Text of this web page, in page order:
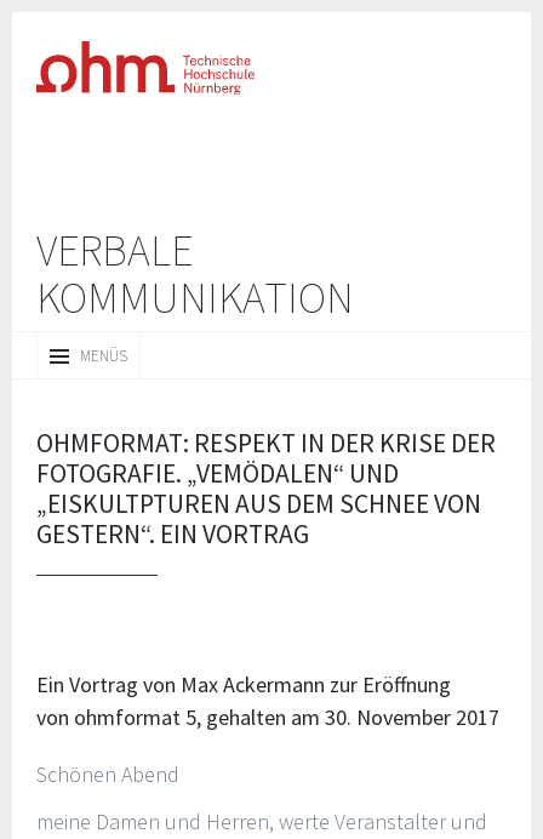
VERBALE
KOMMUNIKATION
MENÜS
INHALT
OHMFORMAT: RESPEKT IN DER KRISE DER
FOTOGRAFIE. „VEMÖDALEN“ UND
„EISKULTPTUREN AUS DEM SCHNEE VON
GESTERN“. EIN VORTRAG
Ein Vortrag von Max Ackermann zur Eröffnung
von ohmformat 5, gehalten am 30. November 2017
Schönen Abend
meine Damen und Herren, werte Veranstalter und